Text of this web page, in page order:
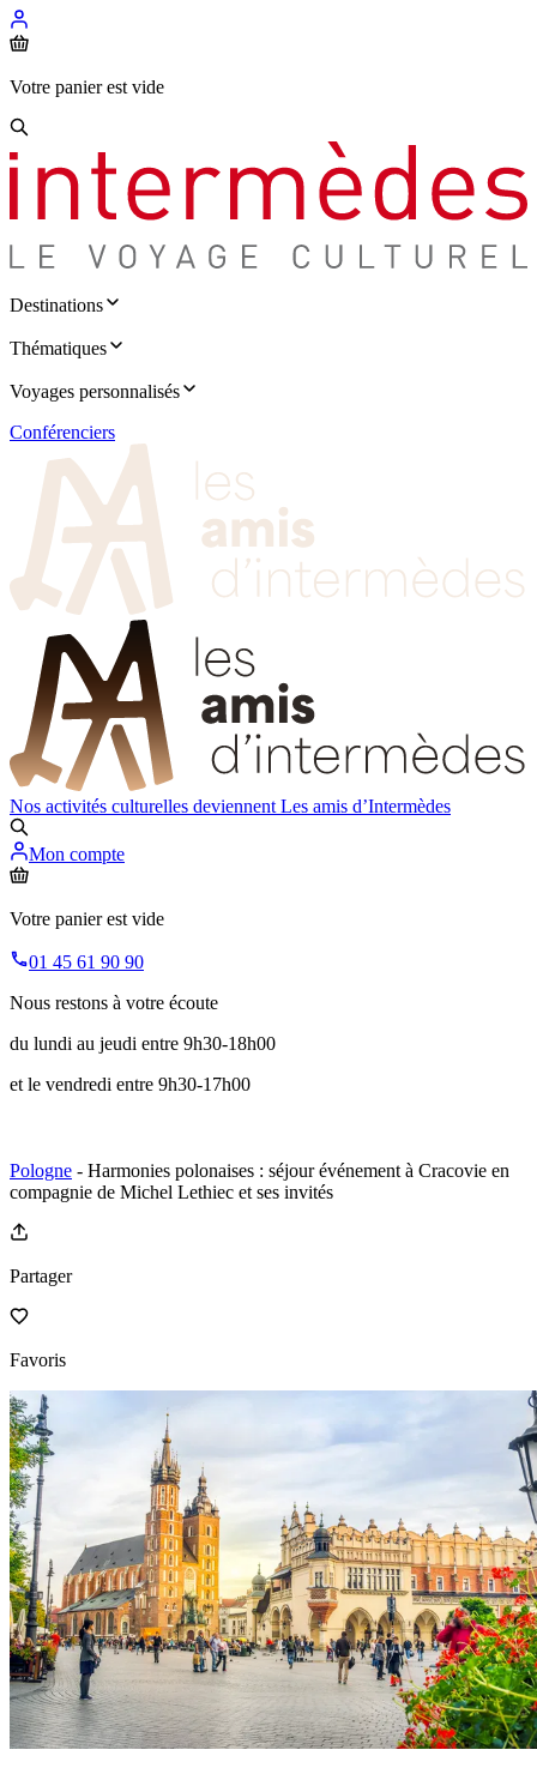
Votre panier est vide
Destinations
Thématiques
Voyages personnalisés
Conférenciers
Nos activités culturelles deviennent Les amis d’Intermèdes
Mon compte
Votre panier est vide
01 45 61 90 90
Nous restons à votre écoute
du lundi au jeudi entre 9h30-18h00
et le vendredi entre 9h30-17h00
Pologne - Harmonies polonaises : séjour événement à Cracovie en
compagnie de Michel Lethiec et ses invités
Partager
Favoris